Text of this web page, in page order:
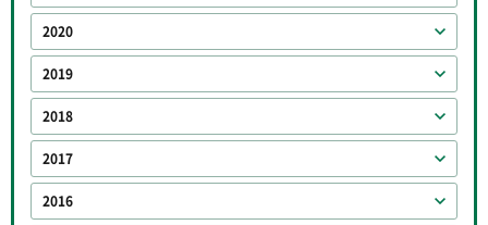
2020
2019
2018
2017
2016